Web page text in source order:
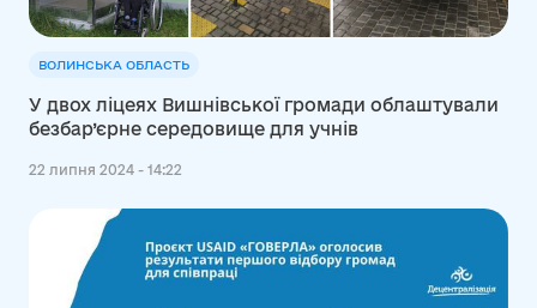
ВОЛИНСЬКА ОБЛАСТЬ
У двох ліцеях Вишнівської громади облаштували
безбар’єрне середовище для учнів
22 липня 2024 - 14:22